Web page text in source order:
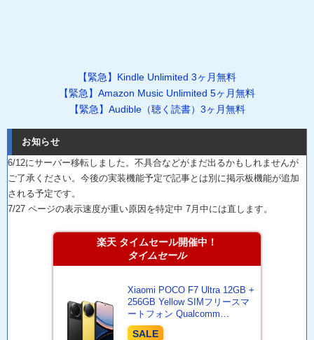
【緊急】Kindle Unlimited 3ヶ月無料
【緊急】Amazon Music Unlimited 5ヶ月無料
【緊急】Audible（聴く読書）3ヶ月無料
お知らせ
6/12にサーバー移転しました。不具合などがまだ出るかもしれませんが
ご了承ください。今後の実装機能予定で記事とは別に掲示板機能が追加
される予定です。
7/27 ページの表示速度が重い原因を特定中 7月中には直します。
楽天 タイムセール開催中！
タイムセール
Xiaomi POCO F7 Ultra 12GB +
256GB Yellow SIMフリースマ
ートフォン Qualcomm
Snapdragon 8 Elite 高精細2Kデ
ィスプレイ 最大5000万画素ト
SALE